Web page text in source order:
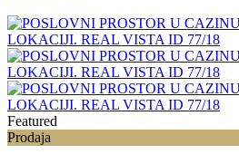
Featured
Prodaja